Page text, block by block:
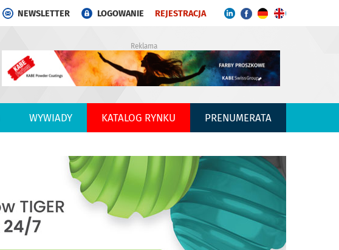
NEWSLETTER LOGOWANIE REJESTRACJA
Reklama
WYWIADY KATALOG RYNKU PRENUMERATA